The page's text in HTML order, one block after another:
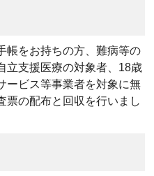
帳をお持ちの方、難病等の
立支援医療の対象者、18歳
ービス等事業者を対象に無
票の配布と回収を行いまし